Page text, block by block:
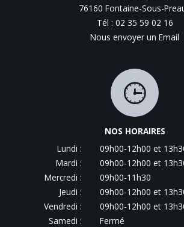
76160 Fontaine-Sous-
Tél : 02 35 59 02 16
Nous envoyer un Email
NOS HORAIRES
Lundi :
09h00-12h00 et
Mardi :
09h00-12h00 et
Mercredi :
09h00-11h30
Jeudi :
09h00-12h00 et
Vendredi :
09h00-12h00 et
Samedi :
Fermé